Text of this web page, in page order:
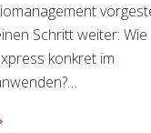
Schritt weiter: Wie
konkret im